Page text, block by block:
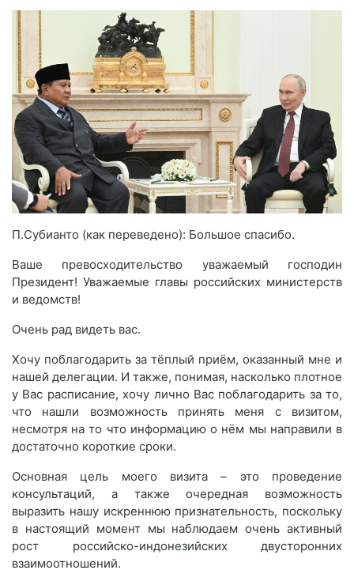
П.Субианто (как переведено): Большое спасибо.
Ваше превосходительство уважаемый господин
Президент! Уважаемые главы российских министерств
и ведомств!
Очень рад видеть вас.
Хочу поблагодарить за тёплый приём, оказанный мне и
нашей делегации. И также, понимая, насколько плотное
у Вас расписание, хочу лично Вас поблагодарить за то,
что нашли возможность принять меня с визитом,
несмотря на то что информацию о нём мы направили в
достаточно короткие сроки.
Основная цель моего визита – это проведение
консультаций, а также очередная возможность
выразить нашу искреннюю признательность, поскольку
в настоящий момент мы наблюдаем очень активный
рост российско-индонезийских двусторонних
взаимоотношений.